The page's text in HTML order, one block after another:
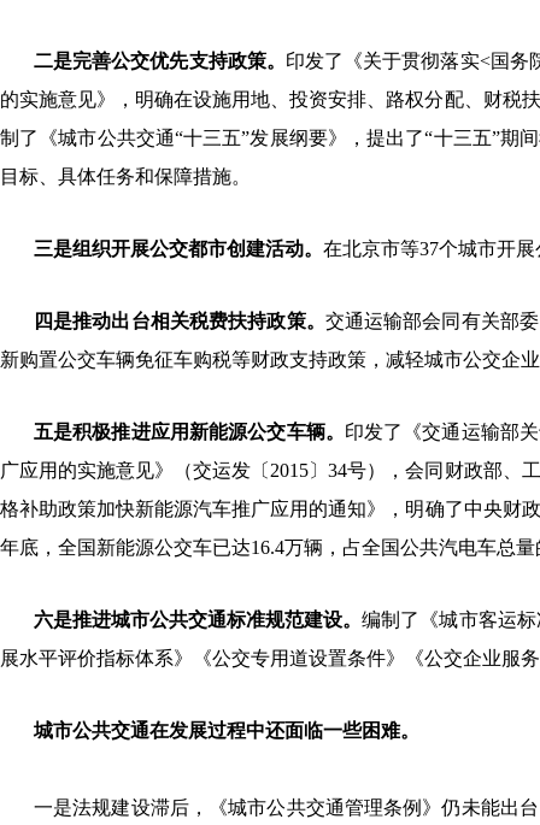
二是完善公交优先支持政策。 印发了《关于贯彻落实<国务
的实施意见》，明确在设施用地、投资安排、路权分配、财税
制了《城市公共交通“十三五”发展纲要》，提出了“十三五”期
目标、具体任务和保障措施。
三是组织开展公交都市创建活动。 在北京市等37个城市开
四是推动出台相关税费扶持政策。 交通运输部会同有关部
新购置公交车辆免征车购税等财政支持政策，减轻城市公交企
五是积极推进应用新能源公交车辆。 印发了《交通运输部
广应用的实施意见》（交运发〔2015〕34号），会同财政部、
格补助政策加快新能源汽车推广应用的通知》，明确了中央财
年底，全国新能源公交车已达16.4万辆，占全国公共汽电车总量
六是推进城市公共交通标准规范建设。编制了《城市客运
展水平评价指标体系》《公交专用道设置条件》《公交企业服
城市公共交通在发展过程中还面临一些困难。
一是法规建设滞后，《城市公共交通管理条例》仍未能出